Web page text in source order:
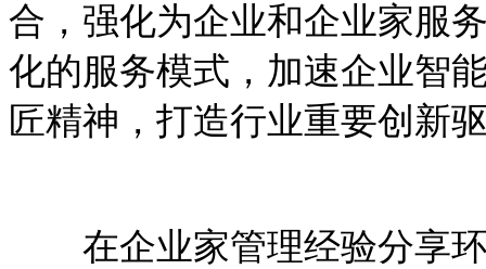
合，强化为企业和企业家服
化的服务模式，加速企业智
匠精神，打造行业重要创新
在企业家管理经验分享环